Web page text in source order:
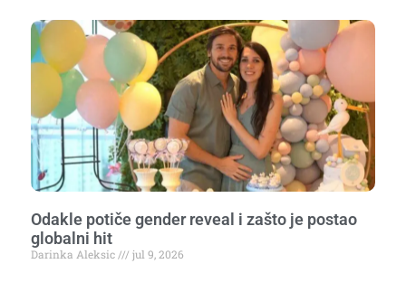
Odakle potiče gender reveal i zašto je postao
globalni hit
Darinka Aleksic jul 9, 2026